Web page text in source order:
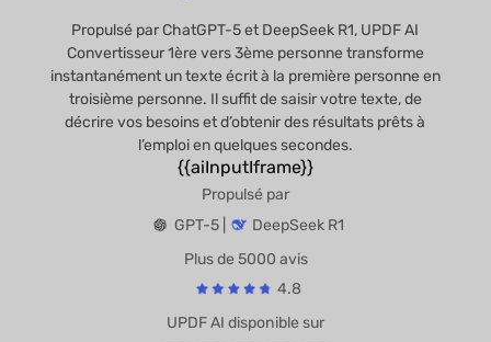
Propulsé par ChatGPT-5 et DeepSeek R1, UPDF AI
Convertisseur 1ère vers 3ème personne transforme
instantanément un texte écrit à la première personne en
troisième personne. Il suffit de saisir votre texte, de
décrire vos besoins et d’obtenir des résultats prêts à
l’emploi en quelques secondes.
{{aiInputIframe}}
Propulsé par
GPT-5 | DeepSeek R1